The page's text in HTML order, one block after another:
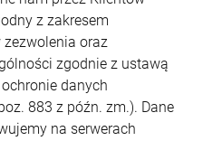
z zakresem
zezwolenia oraz
zgodnie z ustawą
danych
883 z późn. zm.). Dane
na serwerach